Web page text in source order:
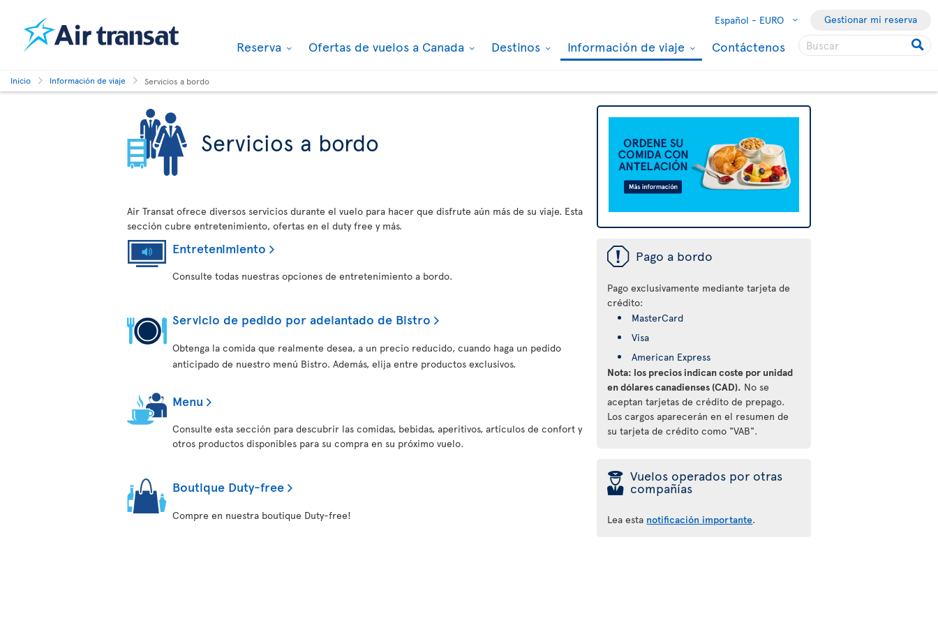
Español - EURO Gestionar mi reserva
Reserva Ofertas de vuelos a Canada Destinos Información de viaje Contáctenos
Inicio Información de viaje Servicios a bordo
Servicios a bordo
Air Transat ofrece diversos servicios durante el vuelo para hacer que disfrute aún más de su viaje. Esta
sección cubre entretenimiento, ofertas en el duty free y más.
Entretenimiento
Consulte todas nuestras opciones de entretenimiento a bordo.
Servicio de pedido por adelantado de Bistro
Obtenga la comida que realmente desea, a un precio reducido, cuando haga un pedido
anticipado de nuestro menú Bistro. Además, elija entre productos exclusivos.
Menu
Consulte esta sección para descubrir las comidas, bebidas, aperitivos, artículos de confort y
otros productos disponibles para su compra en su próximo vuelo.
Boutique Duty-free
Compre en nuestra boutique Duty-free!
ü Pago a bordo
Pago exclusivamente mediante tarjeta de
crédito:
MasterCard
Visa
American Express
Nota: los precios indican coste por unidad
en dólares canadienses (CAD). No se
aceptan tarjetas de crédito de prepago.
Los cargos aparecerán en el resumen de
su tarjeta de crédito como "VAB".
þ Vuelos operados por otras
compañías
Lea esta notificación importante.